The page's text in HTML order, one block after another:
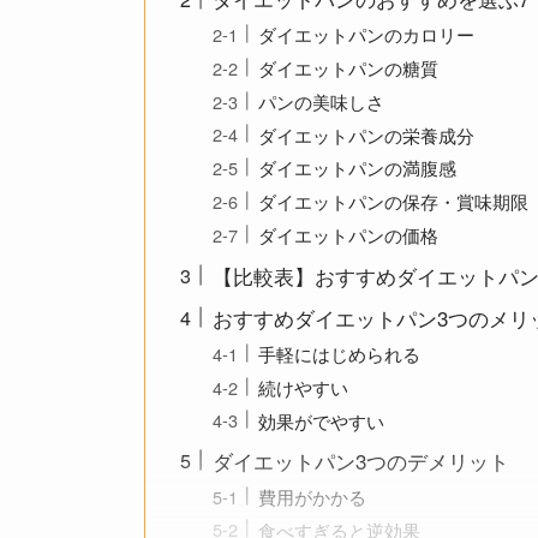
ダイエットパンのカロリー
ダイエットパンの糖質
パンの美味しさ
ダイエットパンの栄養成分
ダイエットパンの満腹感
ダイエットパンの保存・賞味期限
ダイエットパンの価格
【比較表】おすすめダイエットパ
おすすめダイエットパン3つのメリ
手軽にはじめられる
続けやすい
効果がでやすい
ダイエットパン3つのデメリット
費用がかかる
食べすぎると逆効果